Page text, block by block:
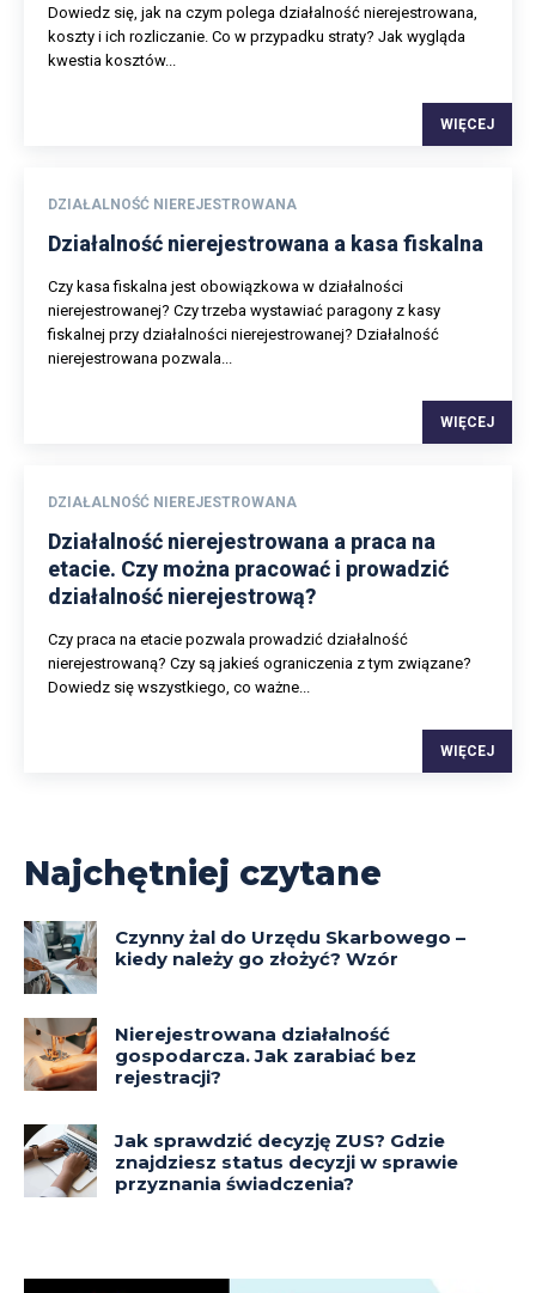
Dowiedz się, jak na czym polega działalność nierejestrowana,
koszty i ich rozliczanie. Co w przypadku straty? Jak wygląda
kwestia kosztów...
WIĘCEJ
DZIAŁALNOŚĆ NIEREJESTROWANA
Działalność nierejestrowana a kasa fiskalna
Czy kasa fiskalna jest obowiązkowa w działalności
nierejestrowanej? Czy trzeba wystawiać paragony z kasy
fiskalnej przy działalności nierejestrowanej? Działalność
nierejestrowana pozwala...
WIĘCEJ
DZIAŁALNOŚĆ NIEREJESTROWANA
Działalność nierejestrowana a praca na
etacie. Czy można pracować i prowadzić
działalność nierejestrową?
Czy praca na etacie pozwala prowadzić działalność
nierejestrowaną? Czy są jakieś ograniczenia z tym związane?
Dowiedz się wszystkiego, co ważne...
WIĘCEJ
Najchętniej czytane
Czynny żal do Urzędu Skarbowego –
kiedy należy go złożyć? Wzór
Nierejestrowana działalność
gospodarcza. Jak zarabiać bez
rejestracji?
Jak sprawdzić decyzję ZUS? Gdzie
znajdziesz status decyzji w sprawie
przyznania świadczenia?